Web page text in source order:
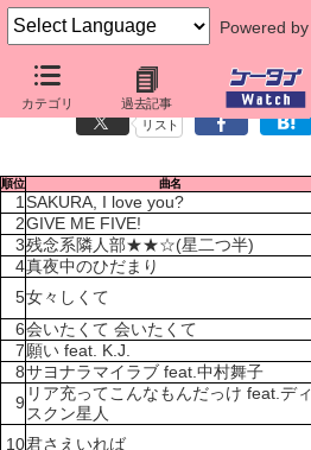
Powered by
カテゴリ 過去記事
歌詞人気ランキング（2月6日～2月12日）
リスト
順位 曲名
1 SAKURA, I love you?
2GIVE ME FIVE!
3残念系隣人部★★☆(星二つ半)
4真夜中のひだまり
5女々しくて
6会いたくて 会いたくて
7願い feat. K.J.
8サヨナラマイラブ feat.中村舞子
9 リア充ってこんなもんだっけ feat.ディ
スクン星人
10君さえいれば